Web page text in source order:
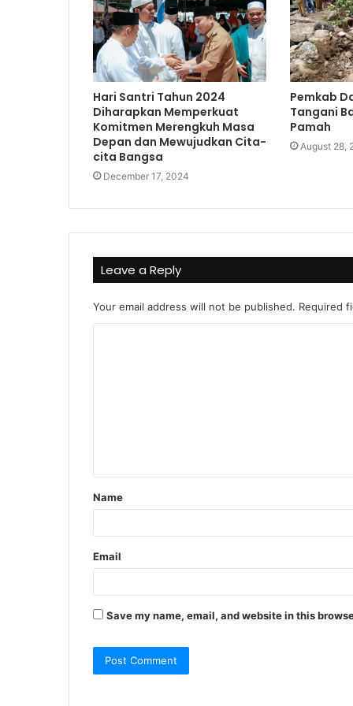
Hari Santri Tahun 2024
Diharapkan Memperkuat
Komitmen Merengkuh Masa
Depan dan Mewujudkan Cita-
cita Bangsa
December 17, 2024
Pemkab
Tangani
Pamah
August 28,
Leave a Reply
Your email address will not be published. Required
t
*
Name
Email
Save my name, email, and website in this